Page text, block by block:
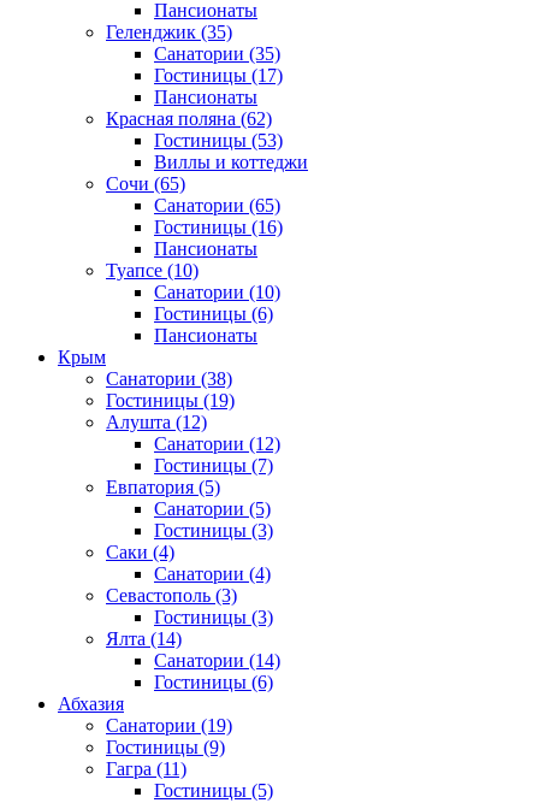
Пансионаты
Геленджик (35)
Санатории (35)
Гостиницы (17)
Пансионаты
Красная поляна (62)
Гостиницы (53)
Виллы и коттеджи
Сочи (65)
Санатории (65)
Гостиницы (16)
Пансионаты
Туапсе (10)
Санатории (10)
Гостиницы (6)
Пансионаты
Крым
Санатории (38)
Гостиницы (19)
Алушта (12)
Санатории (12)
Гостиницы (7)
Евпатория (5)
Санатории (5)
Гостиницы (3)
Саки (4)
Санатории (4)
Севастополь (3)
Гостиницы (3)
Ялта (14)
Санатории (14)
Гостиницы (6)
Абхазия
Санатории (19)
Гостиницы (9)
Гагра (11)
Гостиницы (5)